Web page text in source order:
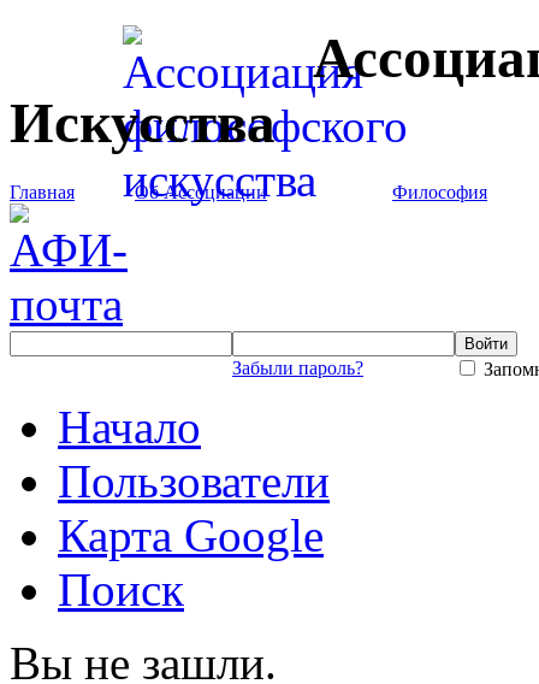
Искусства
Главная Об Ассоциации Философия
Забыли пароль?
Начало
Пользователи
Карта Google
Поиск
Вы не зашли.